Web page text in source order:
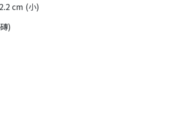
cm (小)
)